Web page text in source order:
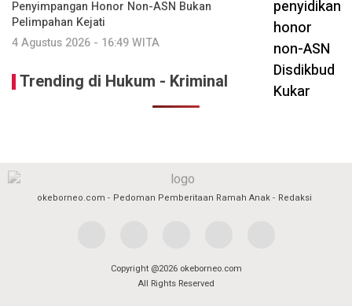
Penyimpangan Honor Non-ASN Bukan
Pelimpahan Kejati
4 Agustus 2026 - 16:49 WITA
Trending di Hukum - Kriminal
okeborneo.com Pedoman Pemberitaan Ramah Anak Redaksi
Copyright @2026 okeborneo.com
All Rights Reserved